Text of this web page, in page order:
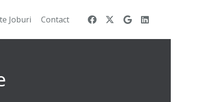
Joburi Contact